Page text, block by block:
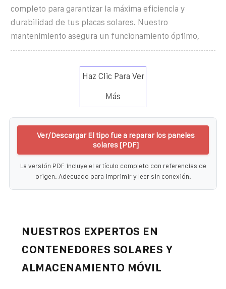
completo para garantizar la máxima eficiencia y
durabilidad de tus placas solares. Nuestro
mantenimiento asegura un funcionamiento óptimo,
Haz Clic Para Ver
Más
Ver/Descargar El tipo fue a reparar los paneles
solares [PDF]
La versión PDF incluye el artículo completo con referencias de
origen. Adecuado para imprimir y leer sin conexión.
NUESTROS EXPERTOS EN
CONTENEDORES SOLARES Y
ALMACENAMIENTO MÓVIL